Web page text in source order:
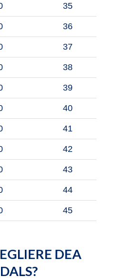
35
36
37
38
39
40
41
42
43
44
45
DEA